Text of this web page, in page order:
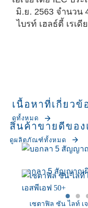
มิ.ย. 2563 จำนว
ไบรท์ เฮลธ์ตี้ เรเ
เนื้อหาที่เกี่ยวข้
ดูทั้งหมด
บอกลา 5 สัญญาณ
สินค้าขายดีของ
ดูผลิตภัณฑ์ทั้งหมด
เซตาฟิล ซัน ไลท์ เ